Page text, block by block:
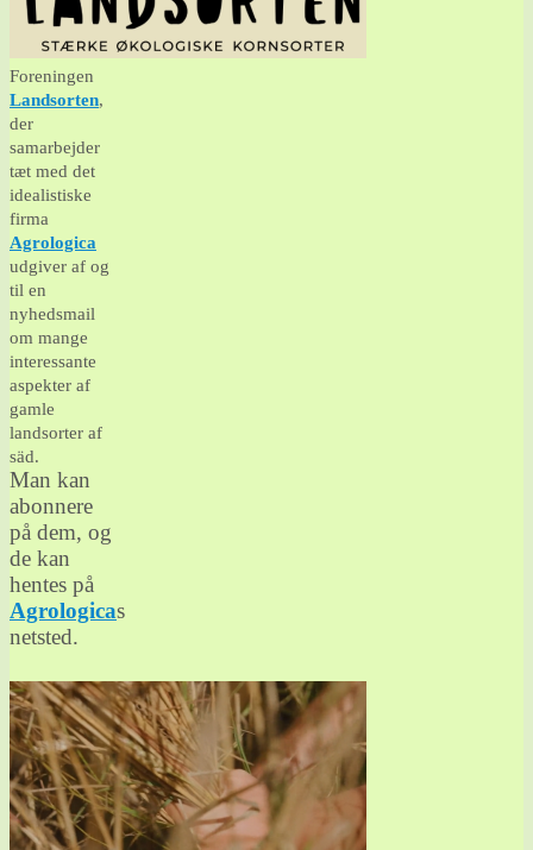
Foreningen
Landsorten,
der
samarbejder
tæt med det
idealistiske
firma
Agrologica
udgiver af og
til en
nyhedsmail
om mange
interessante
aspekter af
gamle
landsorter af
säd.
Man kan
abonnere
på dem, og
de kan
hentes på
Agrologicas
netsted.